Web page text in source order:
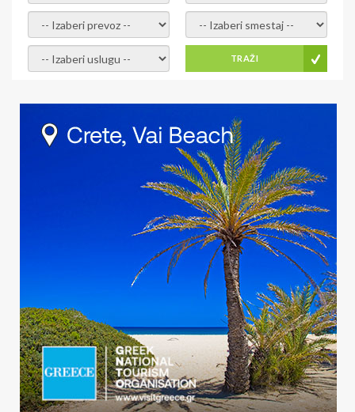
- izaberi prevoz - - Izaberite smestaj -
- Izaberite uslugu - TRAŽI